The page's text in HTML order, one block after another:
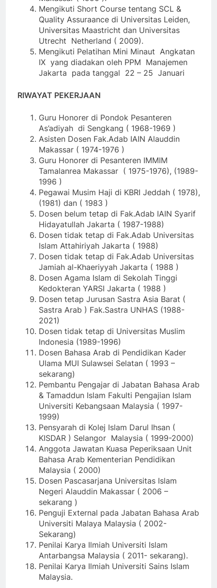
Mengikuti Short Course tentang SCL &
Quality Assuraance di Universitas Leiden,
Universitas Maastricht dan Universitas
Utrecht Netherland ( 2009).
Mengikuti Pelatihan Mini Minaut Angkatan
IX yang diadakan oleh PPM Manajemen
Jakarta pada tanggal 22 – 25 Januari
RIWAYAT PEKERJAAN
Guru Honorer di Pondok Pesanteren
As’adiyah di Sengkang ( 1968-1969 )
Asisten Dosen Fak.Adab IAIN Alauddin
Makassar ( 1974-1976 )
Guru Honorer di Pesanteren IMMIM
Tamalanrea Makassar ( 1975-1976), (1989-
1996 )
Pegawai Musim Haji di KBRI Jeddah ( 1978),
(1981) dan ( 1983 )
Dosen belum tetap di Fak.Adab IAIN Syarif
Hidayatullah Jakarta ( 1987-1988)
Dosen tidak tetap di Fak.Adab Universitas
Islam Attahiriyah Jakarta ( 1988)
Dosen tidak tetap di Fak.Adab Universitas
Jamiah al-Khaeriyyah Jakarta ( 1988 )
Dosen Agama Islam di Sekolah Tinggi
Kedokteran YARSI Jakarta ( 1988 )
Dosen tetap Jurusan Sastra Asia Barat (
Sastra Arab ) Fak.Sastra UNHAS (1988-
2021)
Dosen tidak tetap di Universitas Muslim
Indonesia (1989-1996)
Dosen Bahasa Arab di Pendidikan Kader
Ulama MUI Sulawsei Selatan ( 1993 –
sekarang)
Pembantu Pengajar di Jabatan Bahasa Arab
& Tamaddun Islam Fakulti Pengajian Islam
Universiti Kebangsaan Malaysia ( 1997-
1999)
Pensyarah di Kolej Islam Darul Ihsan (
KISDAR ) Selangor Malaysia ( 1999-2000)
Anggota Jawatan Kuasa Peperiksaan Unit
Bahasa Arab Kementerian Pendidikan
Malaysia ( 2000)
Dosen Pascasarjana Universitas Islam
Negeri Alauddin Makassar ( 2006 –
sekarang )
Penguji External pada Jabatan Bahasa Arab
Universiti Malaya Malaysia ( 2002-
Sekarang)
Penilai Karya Ilmiah Universiti Islam
Antarbangsa Malaysia ( 2011- sekarang).
Penilai Karya Ilmiah Universiti Sains Islam
Malaysia.